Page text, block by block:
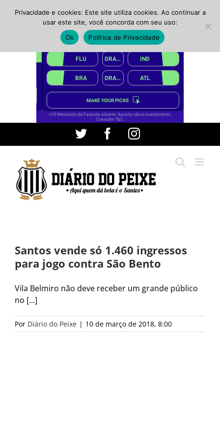
conteúdo
Twitter FacebookInstagram
Santos vende só 1.460 ingressos
para jogo contra São Bento
Vila Belmiro não deve receber um grande público
no [...]
Por Diário do Peixe | 10 de março de 2018, 8:00
Privacidade e cookies: Este site utiliza cookies. Ao continuar a
usar este site, você concorda com seu uso:
Ok
Política de Privacidade